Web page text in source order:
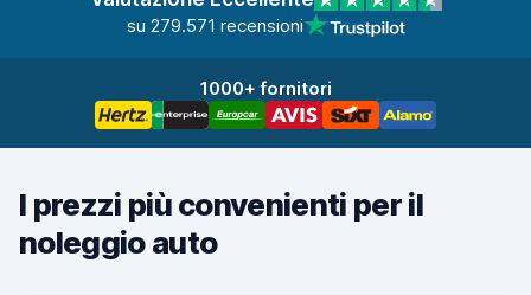
su 279.571 recensioni
1000+ fornitori
I prezzi più convenienti per il
noleggio auto